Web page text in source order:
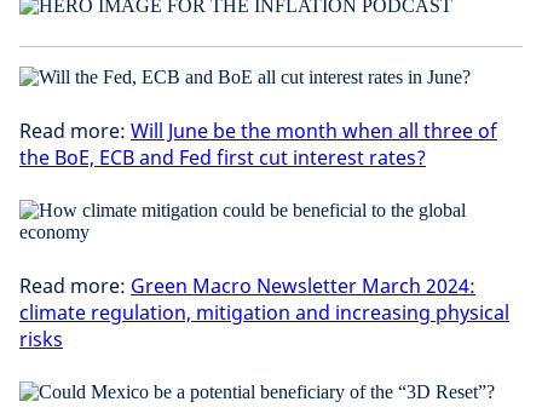
Read more: Will June be the month when all three of
the BoE, ECB and Fed first cut interest rates?
Read more: Green Macro Newsletter March 2024:
climate regulation, mitigation and increasing physical
risks